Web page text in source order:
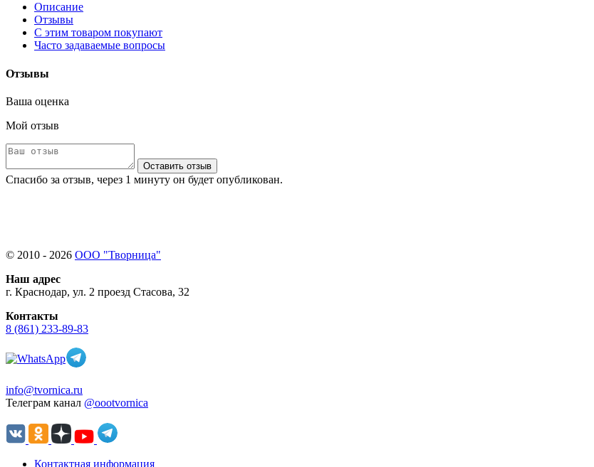
Описание
Отзывы
С этим товаром покупают
Часто задаваемые вопросы
Отзывы
Ваша оценка
Мой отзыв
Оставить отзыв
Спасибо за отзыв, через 1 минуту он будет опубликован.
© 2010 - 2026 ООО "Творница"
Наш адрес
г. Краснодар, ул. 2 проезд Стасова, 32
Контакты
8 (861) 233-89-83
info@tvornica.ru
Телеграм канал @oootvornica
Контактная информация